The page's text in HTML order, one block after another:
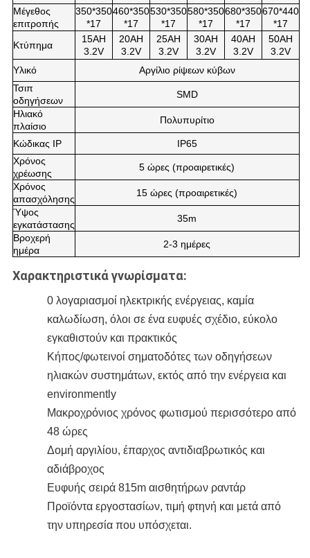
Μέγεθος
επιτροπής
350*350
*17
460*350
*17
530*350
*17
580*350
*17
680*350
*17
670*440
*17
Κτύπημα
15AH
3.2V
20AH
3.2V
25AH
3.2V
30AH
3.2V
40AH
3.2V
50AH
3.2V
Υλικό
Αργίλιο ρίψεων κύβων
Τσιπ
οδηγήσεων
SMD
Ηλιακό
πλαίσιο
Πολυπυρίτιο
Κώδικας IP
IP65
Χρόνος
χρέωσης
5 ώρες (προαιρετικές)
Χρόνος
απασχόλησης
15 ώρες (προαιρετικές)
Ύψος
εγκατάστασης
35m
Βροχερή
ημέρα
2-3 ημέρες
Χαρακτηριστικά γνωρίσματα:
0 λογαριασμοί ηλεκτρικής ενέργειας, καμία
καλωδίωση, όλοι σε ένα ευφυές σχέδιο, εύκολο
εγκαθιστούν και πρακτικός
Κήπος/φωτεινοί σηματοδότες των οδηγήσεων
ηλιακών συστημάτων, εκτός από την ενέργεια και
environmently
Μακροχρόνιος χρόνος φωτισμού περισσότερο από
48 ώρες
Δομή αργιλίου, έπαρχος αντιδιαβρωτικός και
αδιάβροχος
Ευφυής σειρά 815m αισθητήρων ραντάρ
Προϊόντα εργοστασίων, τιμή φτηνή και μετά από
την υπηρεσία που υπόσχεται.